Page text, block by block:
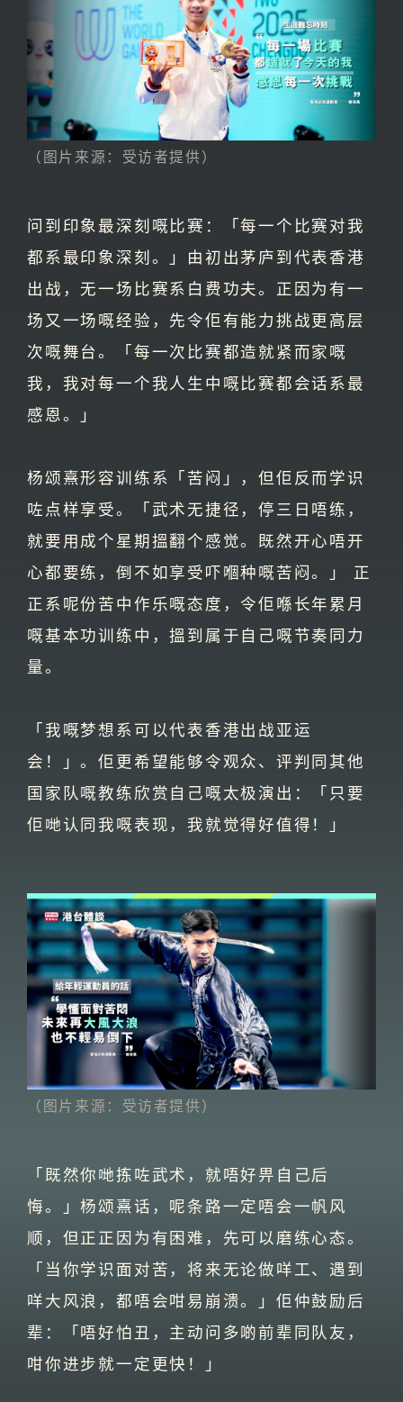
（图片来源：受访者提供）
问到印象最深刻嘅比赛：「每一个比赛对我
都系最印象深刻。」由初出茅庐到代表香港
出战，无一场比赛系白费功夫。正因为有一
场又一场嘅经验，先令佢有能力挑战更高层
次嘅舞台。「每一次比赛都造就紧而家嘅
我，我对每一个我人生中嘅比赛都会话系最
感恩。」
杨颂熹形容训练系「苦闷」，但佢反而学识
咗点样享受。「武术无捷径，停三日唔练，
就要用成个星期搵翻个感觉。既然开心唔开
心都要练，倒不如享受吓嗰种嘅苦闷。」 正
正系呢份苦中作乐嘅态度，令佢喺长年累月
嘅基本功训练中，搵到属于自己嘅节奏同力
量。
「我嘅梦想系可以代表香港出战亚运
会！」。佢更希望能够令观众、评判同其他
国家队嘅教练欣赏自己嘅太极演出：「只要
佢哋认同我嘅表现，我就觉得好值得！」
（图片来源：受访者提供）
「既然你哋拣咗武术，就唔好畀自己后
悔。」杨颂熹话，呢条路一定唔会一帆风
顺，但正正因为有困难，先可以磨练心态。
「当你学识面对苦，将来无论做咩工、遇到
咩大风浪，都唔会咁易崩溃。」佢仲鼓励后
辈：「唔好怕丑，主动问多啲前辈同队友，
咁你进步就一定更快！」